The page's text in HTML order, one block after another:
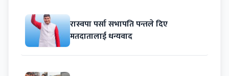
रास्वपा पर्सा सभापति पन्तले दिए
मतदातालाई धन्यवाद